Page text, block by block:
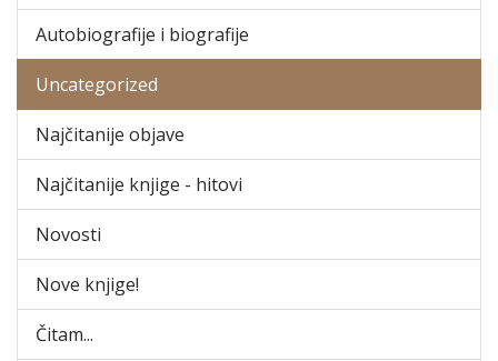
Autobiografije i biografije
Uncategorized
Najčitanije objave
Najčitanije knjige - hitovi
Novosti
Nove knjige!
Čitam...